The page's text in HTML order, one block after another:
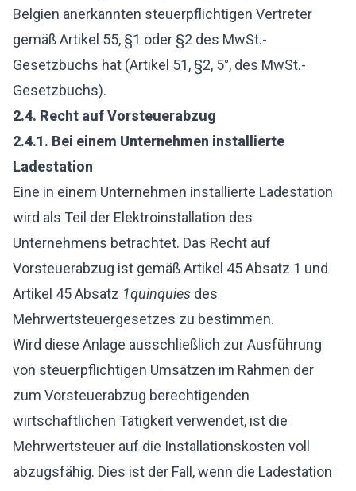
Belgien anerkannten steuerpflichtigen Vertreter
gemäß Artikel 55, §1 oder §2 des MwSt.-
Gesetzbuchs hat (Artikel 51, §2, 5°, des MwSt.-
Gesetzbuchs).
2.4. Recht auf Vorsteuerabzug
2.4.1. Bei einem Unternehmen installierte
Ladestation
Eine in einem Unternehmen installierte Ladestation
wird als Teil der Elektroinstallation des
Unternehmens betrachtet. Das Recht auf
Vorsteuerabzug ist gemäß Artikel 45 Absatz 1 und
Artikel 45 Absatz 1quinquies des
Mehrwertsteuergesetzes zu bestimmen.
Wird diese Anlage ausschließlich zur Ausführung
von steuerpflichtigen Umsätzen im Rahmen der
zum Vorsteuerabzug berechtigenden
wirtschaftlichen Tätigkeit verwendet, ist die
Mehrwertsteuer auf die Installationskosten voll
abzugsfähig. Dies ist der Fall, wenn die Ladestation